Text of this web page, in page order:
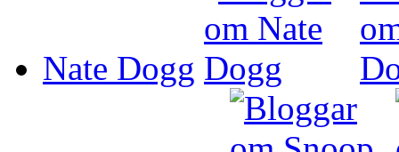
Nate Dogg